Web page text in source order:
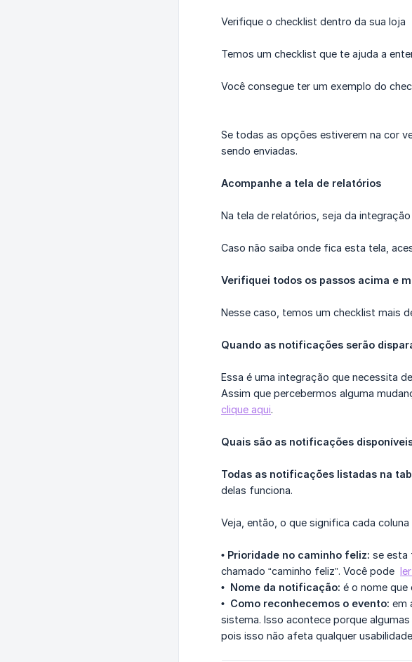
Verifique o checklist dentro da sua loja
Temos um checklist que te ajuda a
Você consegue ter um exemplo do
Se todas as opções estiverem na cor
sendo enviadas.
Acompanhe a tela de relatórios
Na tela de relatórios, seja da
Caso não saiba onde fica esta tela,
Verifiquei todos os passos acima e
Nesse caso, temos um checklist mais
Quando as notificações serão
Essa é uma integração que necessita
Assim que percebermos alguma
clique aqui.
Quais são as notificações
Todas as notificações listadas na
delas funciona.
Veja, então, o que significa cada
• Prioridade no caminho feliz: se esta
chamado “caminho feliz”. Você pode
•  Nome da notificação: é o nome
•  Como reconhecemos o evento: em
sistema. Isso acontece porque
pois isso não afeta qualquer